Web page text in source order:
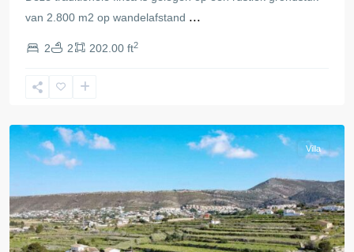
van 2.800 m2 op wandelafstand ...
2 2 202.00 ft2
Villa